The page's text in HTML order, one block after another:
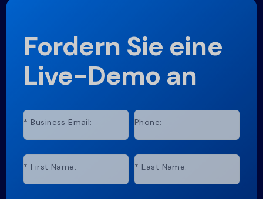
Fordern Sie eine
Live-Demo an
* Business Email: Phone:
* First Name: * Last Name: